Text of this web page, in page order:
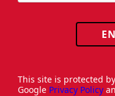
This site is protected
Google Privacy Policy